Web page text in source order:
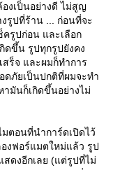
องเป็นอย่างดี ไม่สูญ
รูปที่ร้าน ... ก่อนที่จะ
ครูปก่อน และเลือก
ดขึ้น รูปทุกรูปยังคง
ร็จ และผมก็ทำการ
ดภัยเป็นปกติที่ผมจะทำ
มันก็เกิดขึ้นอย่างไม่
ตอนที่นำการ์ดเปิดไว้
งฟอร์แมตใหม่แล้ว รูป
สดงอีกเลย (แต่รูปที่ไม่